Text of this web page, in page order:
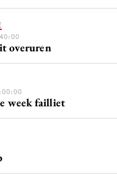
overuren
week failliet